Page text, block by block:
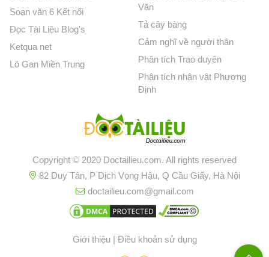
Soạn văn 6 Kết nối
Đọc Tài Liệu Blog's
Ketqua net
Lô Gan Miền Trung
Văn
Tả cây bàng
Cảm nghĩ về người thân
Phân tích Trao duyên
Phân tích nhân vật Phương
Định
Copyright © 2020 Doctailieu.com. All rights reserved
82 Duy Tân, P Dịch Vọng Hậu, Q Cầu Giấy, Hà Nội
doctailieu.com@gmail.com
Giới thiệu| Điều khoản sử dụng